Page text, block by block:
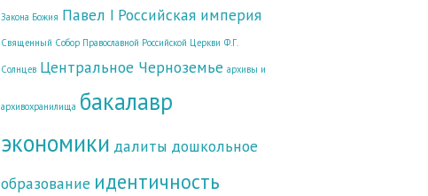
Закона Божия Павел I Российская империя
Священный Собор Православной Российской Церкви Ф.Г.
Солнцев Центральное Черноземье архивы и
архивохранилища бакалавр
экономики далиты дошкольное
образование идентичность